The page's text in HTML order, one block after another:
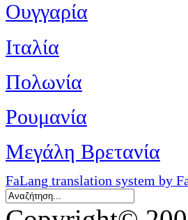
Ουγγαρία
Ιταλία
Πολωνία
Ρουμανία
Μεγάλη Βρετανία
FaLang translation system by